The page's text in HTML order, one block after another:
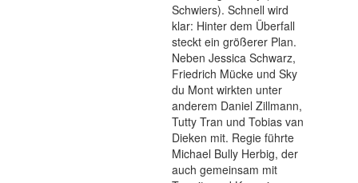
Schwiers). Schnell wird
klar: Hinter dem Überfall
steckt ein größerer Plan.
Neben Jessica Schwarz,
Friedrich Mücke und Sky
du Mont wirkten unter
anderem Daniel Zillmann,
Tutty Tran und Tobias van
Dieken mit. Regie führte
Michael Bully Herbig, der
auch gemeinsam mit